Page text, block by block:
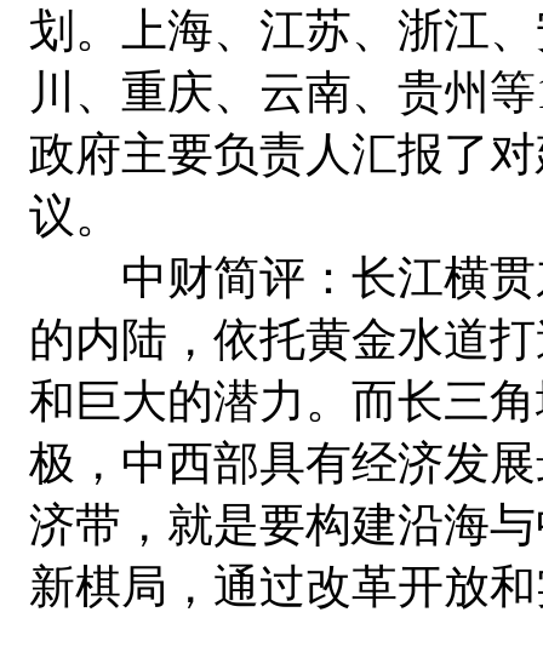
划。上海、江苏、浙江
川、重庆、云南、贵州
政府主要负责人汇报了
议。
中财简评：长江横贯
的内陆，依托黄金水道
和巨大的潜力。而长三
极，中西部具有经济发
济带，就是要构建沿海
新棋局，通过改革开放